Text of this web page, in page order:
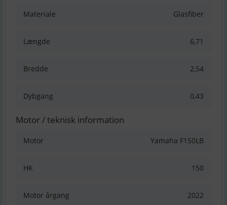
Materiale Glasfiber
Længde 6,71
Bredde 2,54
Dybgang 0,43
Motor / teknisk information
Motor Yamaha F150LB
HK 150
Motor årgang 2022